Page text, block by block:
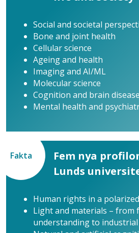
Social and societal
Bone and joint health
Cellular science
Ageing and health
Imaging and AI/ML
Molecular science
Cognition and brain
Mental health and
Fakta
Fem nya
Lunds
Human rights in a
Light and materials – from
understanding to industrial